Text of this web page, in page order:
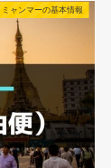
ミャンマーの基本情報